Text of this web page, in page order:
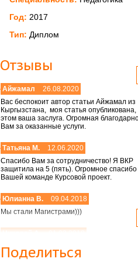
Год: 2017
Тип: Диплом
Отзывы
Айжамал
26.08.2020
Вас беспокоит автор статьи Айжамал из
Кыргызстана, моя статья опубликована,
этом ваша заслуга. Огромная
Вам за оказанные услуги.
Татьяна М.
12.06.2020
Спасибо Вам за сотрудничество! Я ВКР
защитила на 5 (пять). Огромное
Вашей команде Курсовой проект.
Юлианна В.
09.04.2018
Мы стали Магистрами)))
Мария,добрый день! Спасибо большое.
Защитился на 4!всего доброго
Поделиться